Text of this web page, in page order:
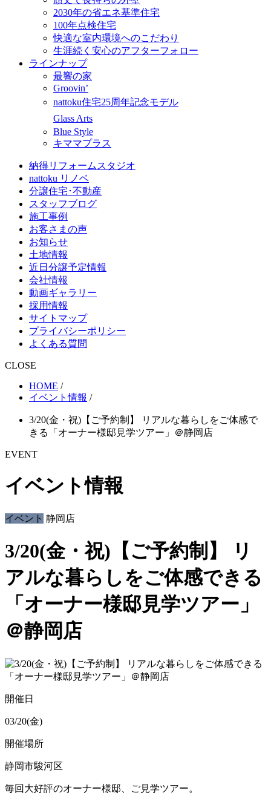
2030年の省エネ基準住宅
100年点検住宅
快適な室内環境へのこだわり
生涯続く安心のアフターフォロー
ラインナップ
最響の家
Groovin’
nattoku住宅25周年記念モデル
Glass Arts
Blue Style
キママプラス
納得リフォームスタジオ
nattoku リノベ
分譲住宅･不動産
スタッフブログ
施工事例
お客さまの声
お知らせ
土地情報
近日分譲予定情報
会社情報
動画ギャラリー
採用情報
サイトマップ
プライバシーポリシー
よくある質問
CLOSE
HOME /
イベント情報 /
3/20(金・祝)【ご予約制】 リアルな暮らしをご体感で
きる「オーナー様邸見学ツアー」＠静岡店
EVENT
イベント情報
イベント 静岡店
3/20(金・祝)【ご予約制】 リ
アルな暮らしをご体感できる
「オーナー様邸見学ツアー」
＠静岡店
開催日
03/20(金)
開催場所
静岡市駿河区
毎回大好評のオーナー様邸、ご見学ツアー。